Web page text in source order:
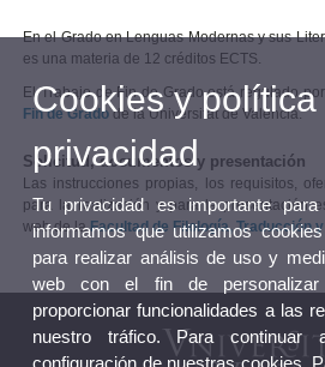
En el Grado en Lenguas Modernas y sus
es una materia de 12 créditos ECTS.
El Trabajo de Fin de Grado está regulado
Fin de Gradode la Universitat de València.
Solicitud, documentos y presentación
Las instrucciones propias, los requisitos,
para la realización y para la presentación
web de laFacultad de Filología, Traducción
Cookies y política
privacidad
Tu privacidad es importante
informamos que utilizamos
para realizar análisis de uso y
web con el fin de personalizar
proporcionar funcionalidades a las
nuestro tráfico. Para continuar
configuración de nuestras cookies.